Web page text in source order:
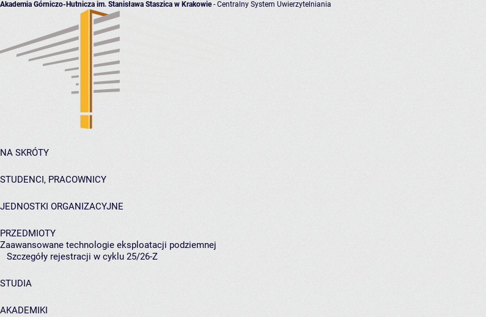
Akademia Górniczo-Hutnicza im. Stanisława Staszica w Krakowie- Centralny System Uwierzytelniania
NA SKRÓTY
STUDENCI, PRACOWNICY
JEDNOSTKI ORGANIZACYJNE
PRZEDMIOTY
Zaawansowane technologie eksploatacji podziemnej
Szczegóły rejestracji w cyklu 25/26-Z
STUDIA
AKADEMIKI